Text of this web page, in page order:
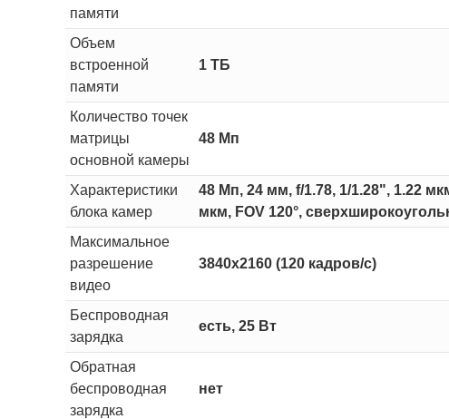
памяти
Объем
встроенной
памяти
1 ТБ
Количество точек
матрицы
основной камеры
48 Мп
Характеристики
блока камер
48 Мп, 24 мм, f/1.78, 1/1.28", 1.22
мкм, FOV 120°,
Максимальное
разрешение
видео
3840x2160 (120 кадров/с)
Беспроводная
зарядка
есть, 25 Вт
Обратная
беспроводная
зарядка
нет